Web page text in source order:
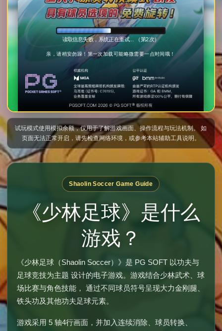
试玩模式使用模拟余额，仅用于了解游戏画面、操作流程与玩法机制。 如
页面无法正常开启，请先检查网络环境，或参考本站辅助工具说明。
Shaolin Soccer Game Guide
《少林足球》是什么
游戏？
《少林足球（Shaolin Soccer）》是 PG SOFT 以功夫与
足球竞技为主题 设计的电子游戏。游戏结合少林武术、球
场比赛与角色技能， 通过不同球员符号呈现大力金刚腿、
铁头功及其他功夫足球元素。
游戏采用 5 轴4行画面，并加入连续消除、球员转换、